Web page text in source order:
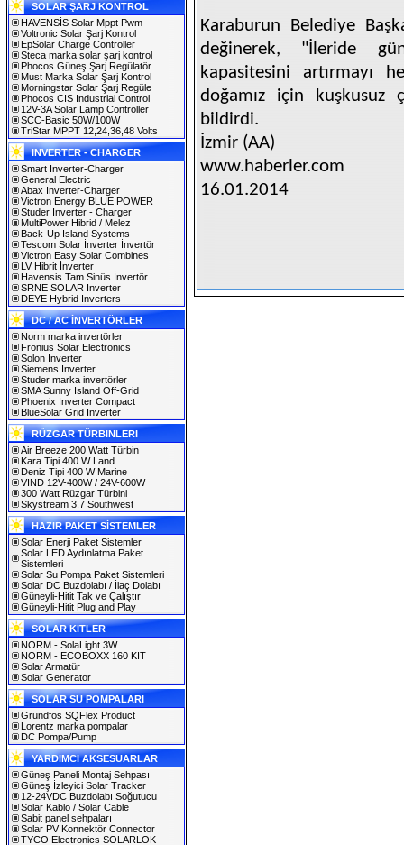
SOLAR ŞARJ KONTROL
HAVENSİS Solar Mppt Pwm
Voltronic Solar Şarj Kontrol
EpSolar Charge Controller
Steca marka solar şarj kontrol
Phocos Güneş Şarj Regülatör
Must Marka Solar Şarj Kontrol
Morningstar Solar Şarj Regüle
Phocos CIS Industrial Control
12V-3A Solar Lamp Controller
SCC-Basic 50W/100W
TriStar MPPT 12,24,36,48 Volts
INVERTER - CHARGER
Smart Inverter-Charger
General Electric
Abax Inverter-Charger
Victron Energy BLUE POWER
Studer Inverter - Charger
MultiPower Hibrid / Melez
Back-Up Island Systems
Tescom Solar İnverter İnvertör
Victron Easy Solar Combines
LV Hibrit İnverter
Havensis Tam Sinüs İnvertör
SRNE SOLAR Inverter
DEYE Hybrid Inverters
DC / AC İNVERTÖRLER
Norm marka invertörler
Fronius Solar Electronics
Solon Inverter
Siemens Inverter
Studer marka invertörler
SMA Sunny Island Off-Grid
Phoenix Inverter Compact
BlueSolar Grid Inverter
RÜZGAR TÜRBINLERI
Air Breeze 200 Watt Türbin
Kara Tipi 400 W Land
Deniz Tipi 400 W Marine
VIND 12V-400W / 24V-600W
300 Watt Rüzgar Türbini
Skystream 3.7 Southwest
HAZIR PAKET SİSTEMLER
Solar Enerji Paket Sistemler
Solar LED Aydınlatma Paket
Sistemleri
Solar Su Pompa Paket Sistemleri
Solar DC Buzdolabı / İlaç Dolabı
Güneyli-Hitit Tak ve Çalıştır
Güneyli-Hitit Plug and Play
SOLAR KITLER
NORM - SolaLight 3W
NORM - ECOBOXX 160 KIT
Solar Armatür
Solar Generator
SOLAR SU POMPALARI
Grundfos SQFlex Product
Lorentz marka pompalar
DC Pompa/Pump
YARDIMCI AKSESUARLAR
Güneş Paneli Montaj Sehpası
Güneş İzleyici Solar Tracker
12-24VDC Buzdolabı Soğutucu
Solar Kablo / Solar Cable
Sabit panel sehpaları
Solar PV Konnektör Connector
TYCO Electronics SOLARLOK
Karaburun Belediye
değinerek, "İleride
kapasitesini artırmayı
doğamız için kuşkusuz
bildirdi.
İzmir (AA)
www.haberler.com
16.01.2014